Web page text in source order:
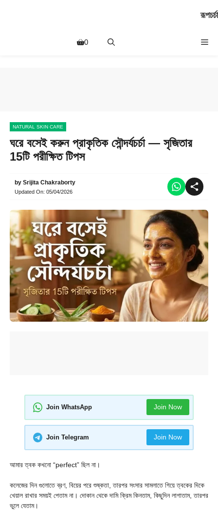
রূপচর্চা
0
NATURAL SKIN CARE
ঘরে বসেই করুন প্রাকৃতিক সৌন্দর্যচর্চা — সৃজিতার
15টি পরীক্ষিত টিপস
by Srijita Chakraborty
Updated On: 05/04/2026
Join WhatsApp Join Now
Join Telegram Join Now
আমার ত্বক কখনো “perfect” ছিল না।
কলেজের দিন গুলোতে ব্রণ, বিয়ের পরে শুষ্কতা, তারপর সংসার সামলাতে গিয়ে ত্বকের দিকে
খেয়াল রাখার সময়ই পেতাম না। দোকান থেকে দামি ক্রিম কিনতাম, কিছুদিন লাগাতাম, তারপর
ভুলে যেতাম।